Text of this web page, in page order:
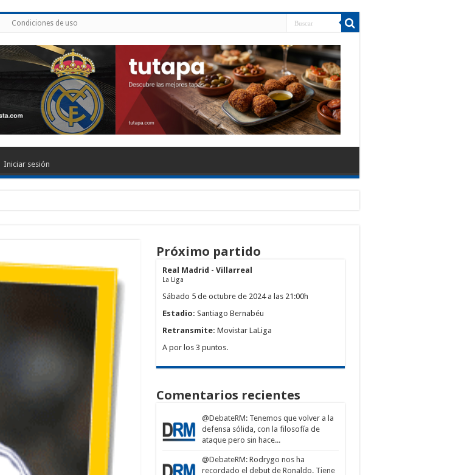
Condiciones de uso
Iniciar sesión
Próximo partido
Real Madrid - Villarreal
La Liga
Sábado 5 de octubre de 2024 a las 21:00h
Estadio: Santiago Bernabéu
Retransmite: Movistar LaLiga
A por los 3 puntos.
Comentarios recientes
@DebateRM: Tenemos que volver a la
defensa sólida, con la filosofía de
ataque pero sin hace...
@DebateRM: Rodrygo nos ha
recordado el debut de Ronaldo. Tiene